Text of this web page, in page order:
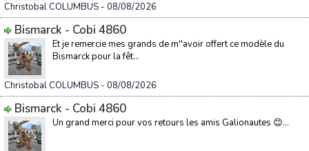
Christobal COLUMBUS - 08/08/2026
Bismarck - Cobi 4860
Et je remercie mes grands de m''avoir offert ce modèle du
Bismarck pour la fêt...
Christobal COLUMBUS - 08/08/2026
Bismarck - Cobi 4860
Un grand merci pour vos retours les amis Galionautes 😊...